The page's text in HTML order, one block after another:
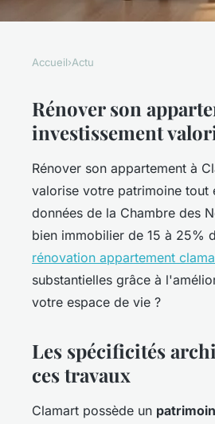
Accueil›Actu
Rénover son
investissement
Rénover son appartement à
valorise votre patrimoine tout
données de la Chambre des
bien immobilier de 15 à 25%
rénovation appartement
substantielles grâce à
votre espace de vie ?
Les spécificités
ces travaux
Clamart possède un